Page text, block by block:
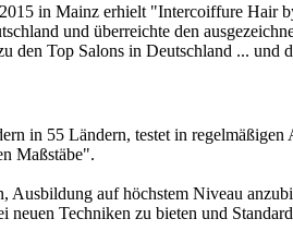
in Mainz erhielt "Intercoiffure Hair
und überreichte den
den Top Salons in Deutschland ... und
55 Ländern, testet in regelmäßigen
Maßstäbe".
auf höchstem Niveau
Techniken zu bieten und